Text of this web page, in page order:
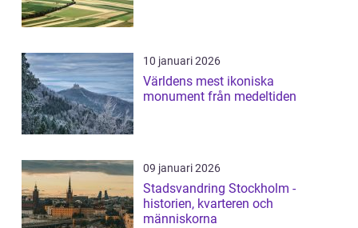
10 januari 2026
Världens mest ikoniska
monument från medeltiden
09 januari 2026
Stadsvandring Stockholm -
historien, kvarteren och
människorna